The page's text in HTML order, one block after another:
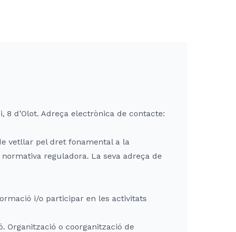
8 d’Olot. Adreça electrònica de contacte:
vetllar pel dret fonamental a la
reguladora. La seva adreça de
i/o participar en les activitats
Organització o coorganització de